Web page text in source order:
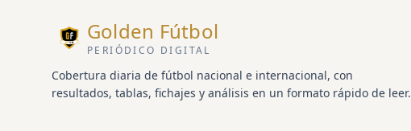
Golden Fútbol
PERIÓDICO DIGITAL
Cobertura diaria de fútbol nacional e internacional, con
resultados, tablas, fichajes y análisis en un formato rápido de leer.